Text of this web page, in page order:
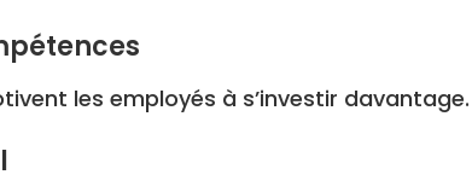
les employés à s’investir davantage.